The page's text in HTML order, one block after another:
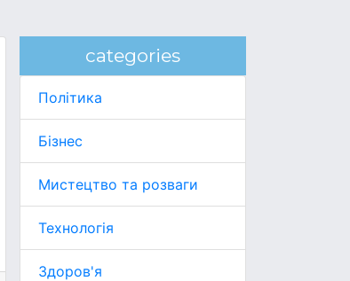
categories
Політика
Бізнес
Мистецтво та розваги
Технологія
Здоров'я